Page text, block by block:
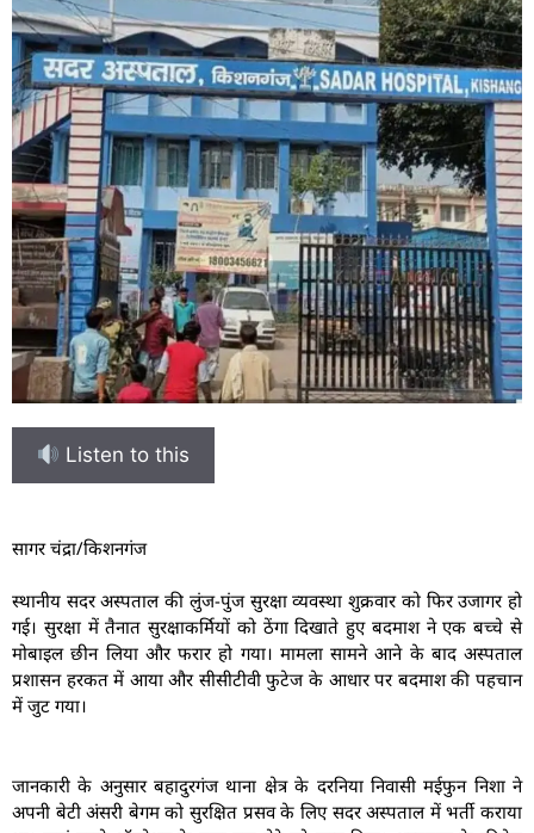
Listen to this
सागर चंद्रा/किशनगंज
स्थानीय सदर अस्पताल की लुंज-पुंज सुरक्षा व्यवस्था शुक्रवार को फिर उजागर हो
गई। सुरक्षा में तैनात सुरक्षाकर्मियों को ठेंगा दिखाते हुए बदमाश ने एक बच्चे से
मोबाइल छीन लिया और फरार हो गया। मामला सामने आने के बाद अस्पताल
प्रशासन हरकत में आया और सीसीटीवी फुटेज के आधार पर बदमाश की पहचान
में जुट गया।
जानकारी के अनुसार बहादुरगंज थाना क्षेत्र के दरनिया निवासी मईफुन निशा ने
अपनी बेटी अंसरी बेगम को सुरक्षित प्रसव के लिए सदर अस्पताल में भर्ती कराया